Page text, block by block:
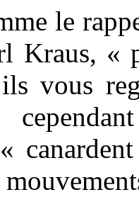
le
Kraus, «
vous